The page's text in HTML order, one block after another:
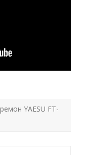
ремон YAESU FT-